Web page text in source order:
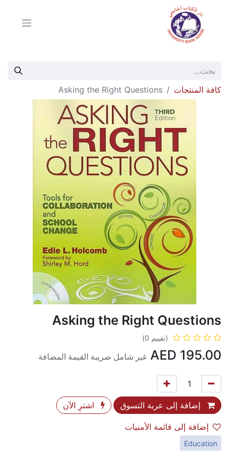
كافة المنتجات Asking the Right Questions
Asking the Right Questions
(تقييم 0)
195.00 غير شامل ضريبة القيمة المضافة
إضافة إلى عربة التسوق اشترِ الآن
إضافة إلى قائمة الأمنيات
Education